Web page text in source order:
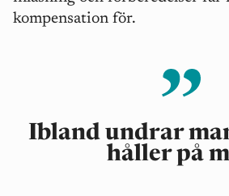
kompensation för.
Ibland undrar
håller på